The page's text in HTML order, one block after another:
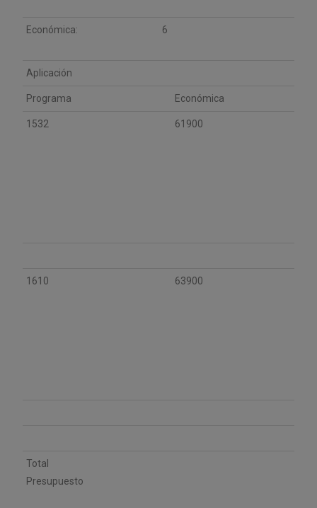
Económica: 6
Aplicación
Programa Económica
1532 61900
1610 63900
Total
Presupuesto